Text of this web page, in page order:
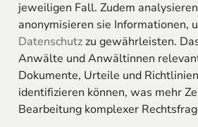
jeweiligen Fall. Zudem
anonymisieren sie Informationen,
Datenschutzzu gewährleisten.
Anwälte und Anwältinnen
Dokumente, Urteile und
identifizieren können, was mehr
Bearbeitung komplexer